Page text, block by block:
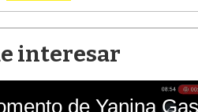
interesar